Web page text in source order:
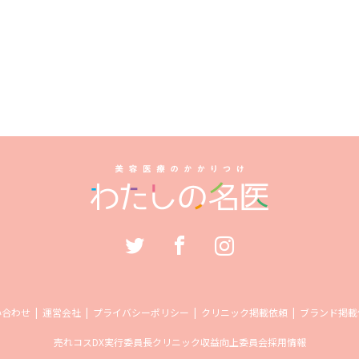
わせ 運営会社 プライバシーポリシー クリニック掲載依頼 ブランド掲
売れコスDX実行委員長クリニック収益向上委員会採用情報